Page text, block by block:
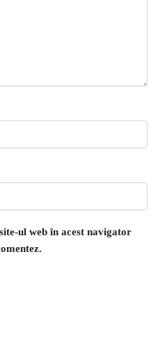
ul web în acest navigator